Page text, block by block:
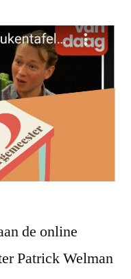
de online
Patrick Welman